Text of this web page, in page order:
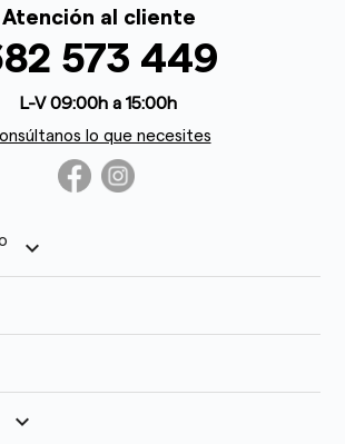
Atención al cliente
573 449
L-V 09:00h a 15:00h
lo que necesites
keyboard_arrow_down
keyboard_arrow_down